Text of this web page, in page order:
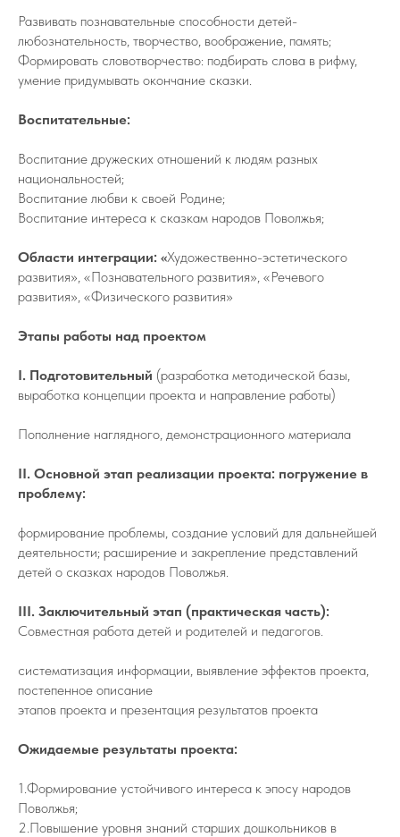
Развивать познавательные способности детей-
любознательность, творчество, воображение, память;
Формировать словотворчество: подбирать слова в рифму,
умение придумывать окончание сказки.
Воспитательные:
Воспитание дружеских отношений к людям разных
национальностей;
Воспитание любви к своей Родине;
Воспитание интереса к сказкам народов Поволжья;
Области интеграции: «Художественно-эстетического
развития», «Познавательного развития», «Речевого
развития», «Физического развития»
Этапы работы над проектом
I. Подготовительный (разработка методической базы,
выработка концепции проекта и направление работы)
Пополнение наглядного, демонстрационного материала
II. Основной этап реализации проекта: погружение в
проблему:
формирование проблемы, создание условий для дальнейшей
деятельности; расширение и закрепление представлений
детей о сказках народов Поволжья.
III. Заключительный этап (практическая часть):
Совместная работа детей и родителей и педагогов.
систематизация информации, выявление эффектов проекта,
постепенное описание
этапов проекта и презентация результатов проекта
Ожидаемые результаты проекта:
1.Формирование устойчивого интереса к эпосу народов
Поволжья;
2.Повышение уровня знаний старших дошкольников в